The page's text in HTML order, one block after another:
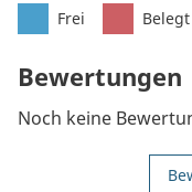
Frei Belegt
Bewertungen
Noch keine